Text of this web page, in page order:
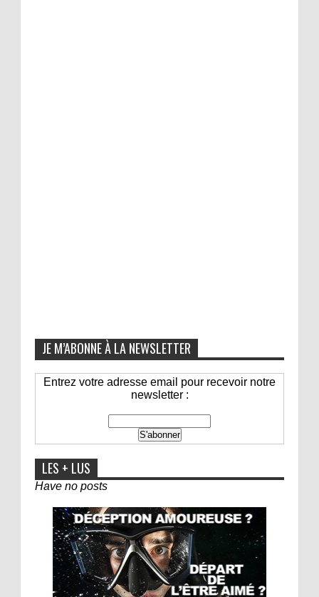
JE M’ABONNE À LA NEWSLETTER
Entrez votre adresse email pour recevoir notre
newsletter :
LES + LUS
Have no posts